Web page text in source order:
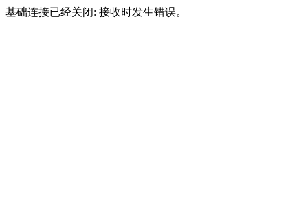
基础连接已经关闭: 接收时发生错误。